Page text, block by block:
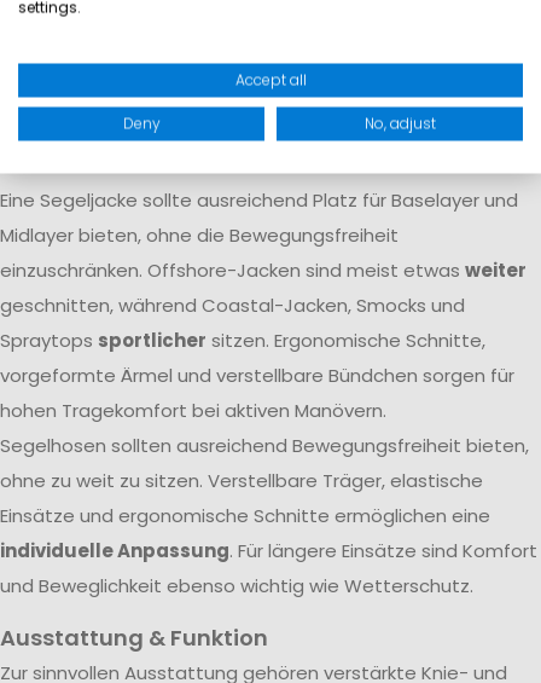
Atmungsaktivität dafür, dass Feuchtigkeit von innen nach
außen transportiert wird. Nur das Zusammenspiel beider
Eigenschaftengarantiert langfristigen Komfortauf dem
Eine Segeljacke sollte ausreichend Platz für Baselayer und
Midlayer bieten, ohne die Bewegungsfreiheit
einzuschränken. Offshore-Jacken sind meist etwas weiter
geschnitten, während Coastal-Jacken, Smocks und
Spraytops sportlicher sitzen. Ergonomische Schnitte,
vorgeformte Ärmel und verstellbare Bündchen sorgen für
hohen Tragekomfort bei aktiven Manövern.
Segelhosen sollten ausreichend Bewegungsfreiheit bieten,
ohne zu weit zu sitzen. Verstellbare Träger, elastische
Einsätze und ergonomische Schnitte ermöglichen eine
individuelle Anpassung. Für längere Einsätze sind Komfort
und Beweglichkeit ebenso wichtig wie Wetterschutz.
Ausstattung & Funktion
Zur sinnvollen Ausstattung gehören verstärkte Knie- und
settings.
Accept all
Deny No, adjust